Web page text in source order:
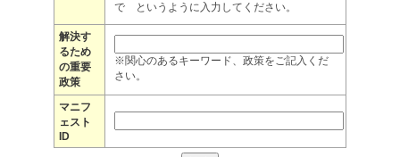
で というように入力してください。
解決す
るため
の重要
政策
※関心のあるキーワード、政策をご記入くだ
さい。
マニフ
ェスト
ID